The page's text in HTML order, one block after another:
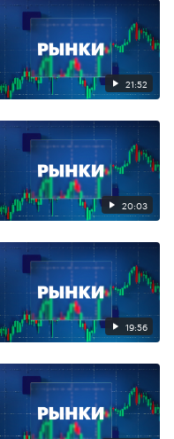
21:52
20:03
19:56